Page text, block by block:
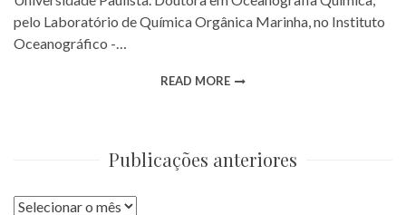
pelo Laboratório de Química Orgânica Marinha, no Instituto
Oceanográfico -…
READ MORE
Publicações anteriores
Publicações